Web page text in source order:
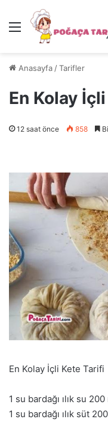
Menü
Anasayfa /Tarifler
En Kolay
12 saat önce 858
En Kolay İçli Kete Tarifi
1 su bardağı ılık su 200
1 su bardağı ılık süt